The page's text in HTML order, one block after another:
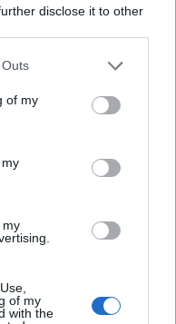
disclose it to other
one or more Google
You may click to
its third-party tags to
in below Google
of my
my
of my
with the
en familia:
crónica:
casa: